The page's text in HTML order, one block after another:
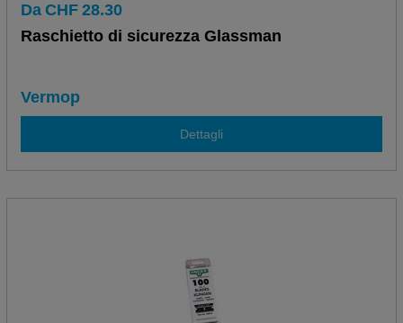
Da CHF 28.30
Raschietto di sicurezza Glassman
Vermop
Dettagli